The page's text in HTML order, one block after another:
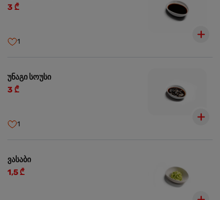
3 ₾
1
უნაგი სოუსი
3 ₾
1
ვასაბი
1,5 ₾